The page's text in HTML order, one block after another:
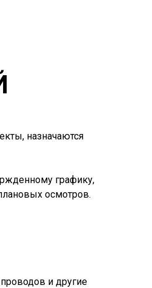
назначаются
графику,
осмотров.
и другие